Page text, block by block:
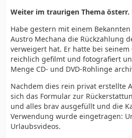
Weiter im traurigen Thema österr.
Habe gestern mit einem
Austro Mechana die Rückzahlung
verweigert hat. Er hatte bei
reichlich gefilmt und fotografiert
Menge CD- und DVD-Rohlinge
Nachdem dies rein privat erstellte
sich das Formular zur
und alles brav ausgefüllt und die
Verwendung wurde eingetragen:
Urlaubsvideos.